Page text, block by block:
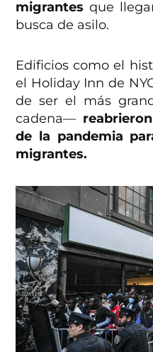
migrantes que
busca de asilo.
Edificios como el
el Holiday Inn de
de ser el más
cadena—
de la pandemia
migrantes.